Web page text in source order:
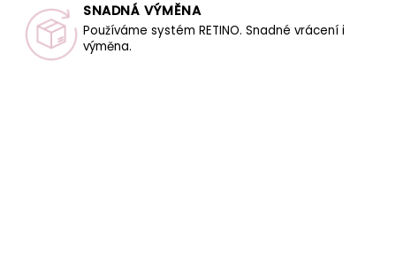
SNADNÁ VÝMĚNA
Používáme systém RETINO. Snadné vrácení i
výměna.